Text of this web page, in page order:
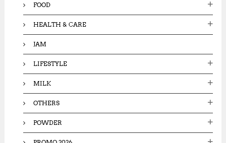
FOOD
HEALTH & CARE
JAM
LIFESTYLE
MILK
OTHERS
POWDER